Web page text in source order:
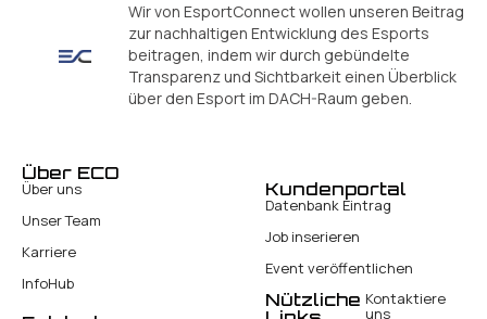
Wir von EsportConnect wollen unseren Beitrag
zur nachhaltigen Entwicklung des Esports
beitragen, indem wir durch gebündelte
Transparenz und Sichtbarkeit einen Überblick
über den Esport im DACH-Raum geben.
Über ECO
Über uns
Unser Team
Karriere
InfoHub
Kundenportal
Datenbank Eintrag
Job inserieren
Event veröffentlichen
Nützliche Kontaktiere
uns